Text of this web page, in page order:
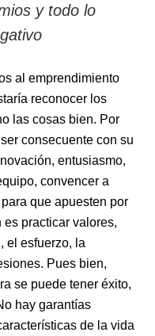
y todo lo
al emprendimiento
reconocer los
las cosas bien. Por
consecuente con su
entusiasmo,
convencer a
que apuesten por
practicar valores,
el esfuerzo, la
Pues bien,
se puede tener éxito,
hay garantías
de la vida